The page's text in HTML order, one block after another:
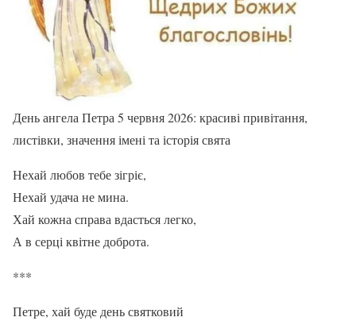
День ангела Петра 5 червня 2026: красиві привітання,
листівки, значення імені та історія свята
Нехай любов тебе зігріє,
Нехай удача не мина.
Хай кожна справа вдасться легко,
А в серці квітне доброта.
***
Петре, хай буде день святковий